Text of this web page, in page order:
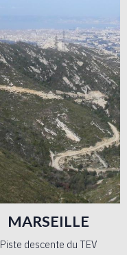
MARSEILLE
Piste descente du TEV